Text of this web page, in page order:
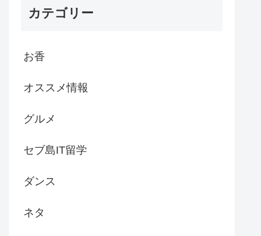
カテゴリー
お香
オススメ情報
グルメ
セブ島IT留学
ダンス
ネタ